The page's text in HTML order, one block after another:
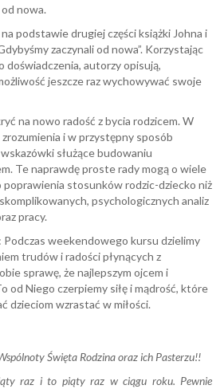
nowa.
podstawie drugiej części książki Johna i
zaczynali od nowa”. Korzystając
autorzy opisują,
jeszcze raz wychowywać swoje
na nowo radość z bycia rodzicem. W
i w przystępny sposób
służące budowaniu
Te naprawdę proste rady mogą o wiele
poprawienia stosunków rodzic-dziecko niż
psychologicznych analiz
pracy.
weekendowego kursu dzielimy
trudów i radości płynących z
sprawę, że najlepszym ojcem i
od Niego czerpiemy siłę i mądrość, które
dzieciom wzrastać w miłości.
Święta Rodzina oraz ich Pasterzu!!
raz i to piąty raz w ciągu roku. Pewnie